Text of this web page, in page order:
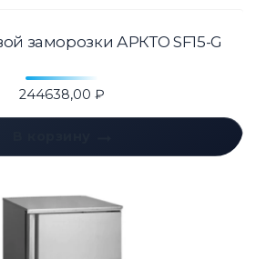
заморозки АРКТО SF15-G
244638,00 ₽